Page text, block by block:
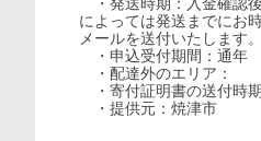
によっては発送までにお
メールを送付いたします
・申込受付期間：通年
・配達外のエリア：
・寄付証明書の送付時
・提供元：焼津市